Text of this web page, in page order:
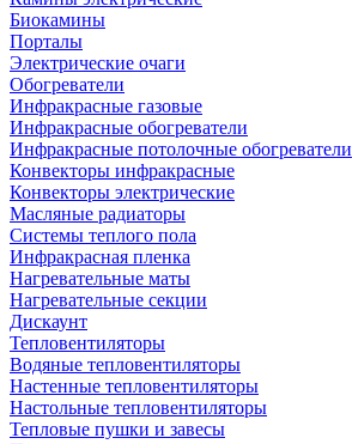
Биокамины
Порталы
Электрические очаги
Обогреватели
Инфракрасные газовые
Инфракрасные обогреватели
Инфракрасные потолочные обогреватели
Конвекторы инфракрасные
Конвекторы электрические
Масляные радиаторы
Системы теплого пола
Инфракрасная пленка
Нагревательные маты
Нагревательные секции
Дискаунт
Тепловентиляторы
Водяные тепловентиляторы
Настенные тепловентиляторы
Настольные тепловентиляторы
Тепловые пушки и завесы